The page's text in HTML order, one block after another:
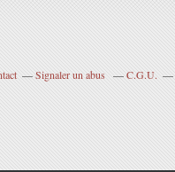
Signaler un abus C.G.U.